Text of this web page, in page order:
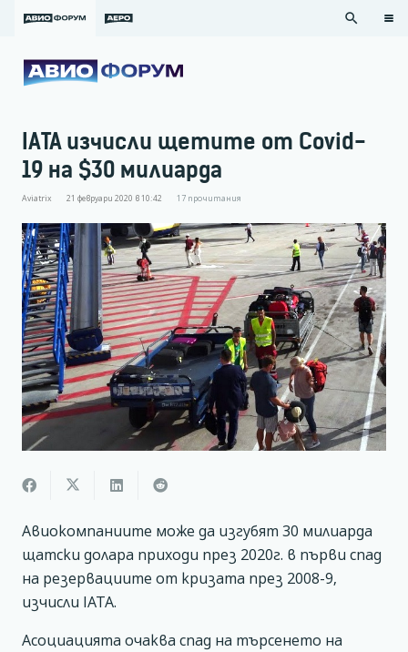
search
IATA изчисли щетите от Covid-
19 на $30 милиарда
Aviatrix 21 февруари 2020 в 10:42 17 прочитания
Авиокомпаниите може да изгубят 30 милиарда
щатски долара приходи през 2020г. в първи спад
на резервациите от кризата през 2008-9,
изчисли IATA.
Асоциацията очаква спад на търсенето на